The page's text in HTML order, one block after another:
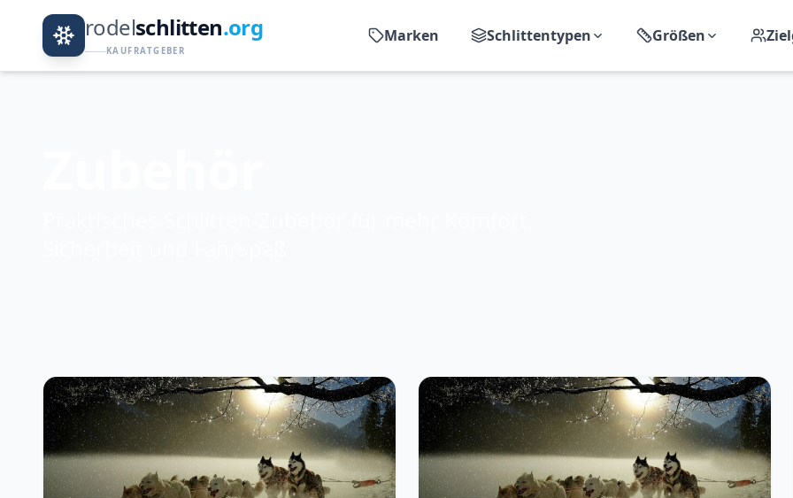
rodelschlitten.org
KAUFRATGEBER
Marken Schlittentypen Größen